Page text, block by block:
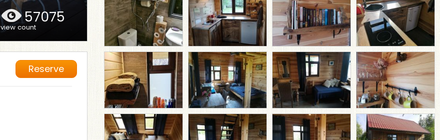
57075
view count
Reserve